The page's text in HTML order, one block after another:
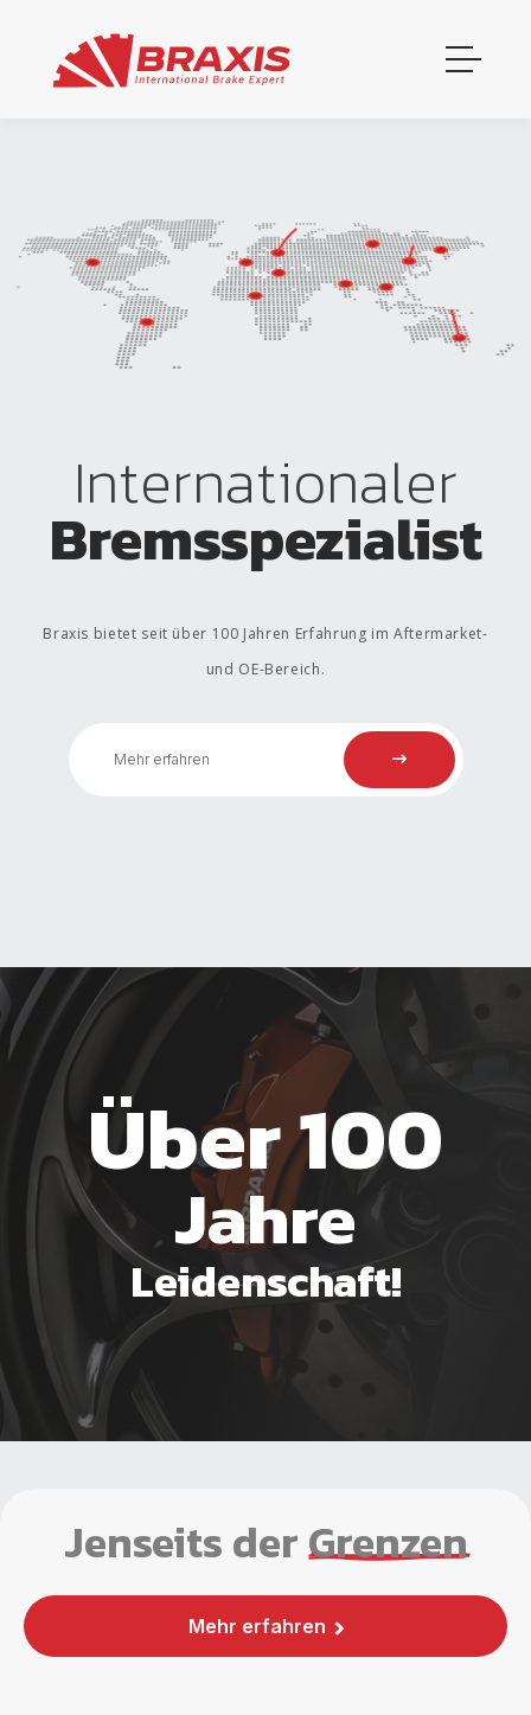
Internationaler
Bremsspezialist
Braxis bietet seit über 100 Jahren Erfahrung im Aftermarket-
und OE-Bereich.
Mehr erfahren
Über 100
Jahre
Leidenschaft!
Jenseits derGrenzen
Mehr erfahren